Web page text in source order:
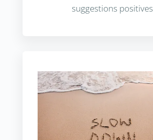
suggestions positives